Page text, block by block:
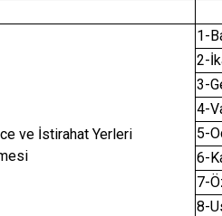
ve İstirahat Yerleri
1-
2-
3-
4-
5-
6-
7-
8-